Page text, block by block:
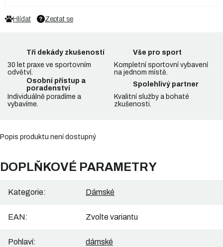
Zeptat se
Hlídat
Tři dekády zkušeností
30 let praxe ve sportovním
odvětví.
Vše pro sport
Kompletní sportovní vybavení
na jednom místě.
Osobní přístup a
poradenství
Individuálně poradíme a
vybavíme.
Spolehlivý partner
Kvalitní služby a bohaté
zkušenosti.
Popis produktu není dostupný
DOPLŇKOVÉ PARAMETRY
Kategorie: Dámské
EAN: Zvolte variantu
Pohlaví: dámské